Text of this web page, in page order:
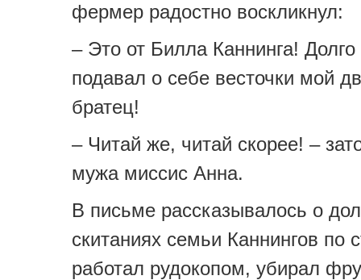
фермер радостно воскликнул:
– Это от Билла Каннинга!
подавал о себе весточки мой
братец!
– Читай же, читай скорее! –
мужа миссис Анна.
В письме рассказывалось о
скитаниях семьи Каннингов по
работал рудокопом, убирал